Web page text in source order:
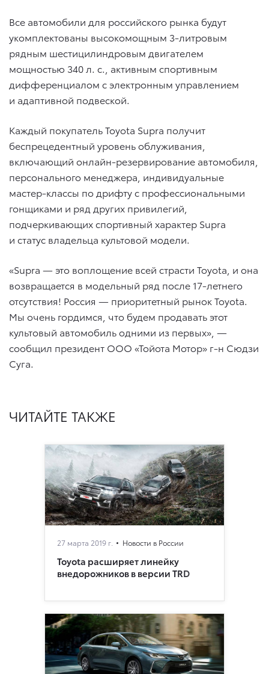
Все автомобили для российского рынка будут
укомплектованы высокомощным 3-литровым
рядным шестицилиндровым двигателем
мощностью 340 л. с., активным спортивным
дифференциалом с электронным управлением
и адаптивной подвеской.
Каждый покупатель Toyota Supra получит
беспрецедентный уровень облуживания,
включающий онлайн-резервирование автомобиля,
персонального менеджера, индивидуальные
мастер-классы по дрифту с профессиональными
гонщиками и ряд других привилегий,
подчеркивающих спортивный характер Supra
и статус владельца культовой модели.
«Supra — это воплощение всей страсти Toyota, и она
возвращается в модельный ряд после 17-летнего
отсутствия! Россия — приоритетный рынок Toyota.
Мы очень гордимся, что будем продавать этот
культовый автомобиль одними из первых», —
сообщил президент ООО «Тойота Мотор» г-н Сюдзи
Суга.
ЧИТАЙТЕ ТАКЖЕ
27 марта 2019 г. Новости в России
Toyota расширяет линейку
внедорожников в версии TRD